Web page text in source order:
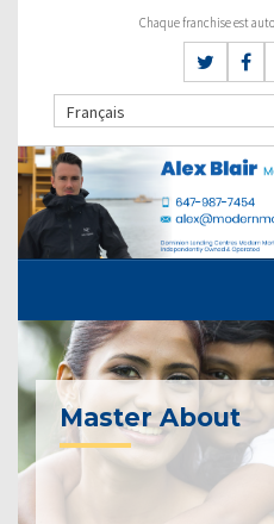
Chaque franchise est
Français
Master About